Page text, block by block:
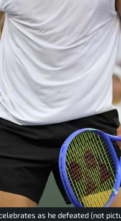
as he defeated (not